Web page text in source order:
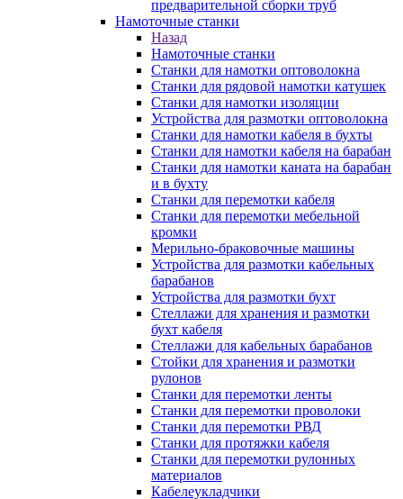
предварительной сборки труб
Намоточные станки
Назад
Намоточные станки
Станки для намотки оптоволокна
Станки для рядовой намотки катушек
Станки для намотки изоляции
Устройства для размотки оптоволокна
Станки для намотки кабеля в бухты
Станки для намотки кабеля на барабан
Станки для намотки каната на барабан
и в бухту
Станки для перемотки кабеля
Станки для перемотки мебельной
кромки
Мерильно-браковочные машины
Устройства для размотки кабельных
барабанов
Устройства для размотки бухт
Стеллажи для хранения и размотки
бухт кабеля
Стеллажи для кабельных барабанов
Стойки для хранения и размотки
рулонов
Станки для перемотки ленты
Станки для перемотки проволоки
Станки для перемотки РВД
Станки для протяжки кабеля
Станки для перемотки рулонных
материалов
Кабелеукладчики